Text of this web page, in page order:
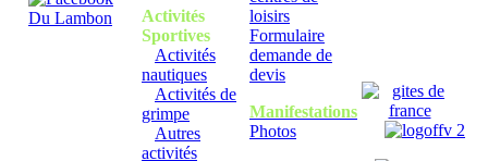
Activités
Sportives
Activités
nautiques
Activités de
grimpe
Autres
activités
loisirs
Formulaire
demande de
devis
Manifestations
Photos